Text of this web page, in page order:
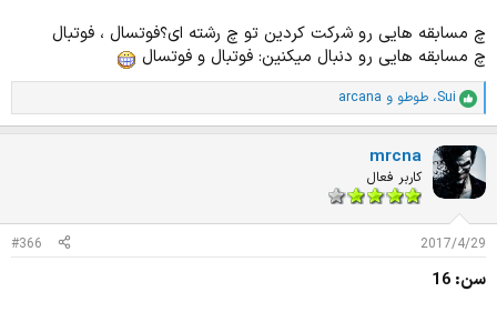
چ مسابقه هایی رو شرکت کردین تو چ رشته ای؟فوتسال ، فوتبال
چ مسابقه هایی رو دنبال میکنین: فوتبال و فوتسال
ا
م
ی
ا
ز
ت
:
Sui، طوطو و arcana
mrcna
کاربر فعال
2017/4/29
#366
سن: 16